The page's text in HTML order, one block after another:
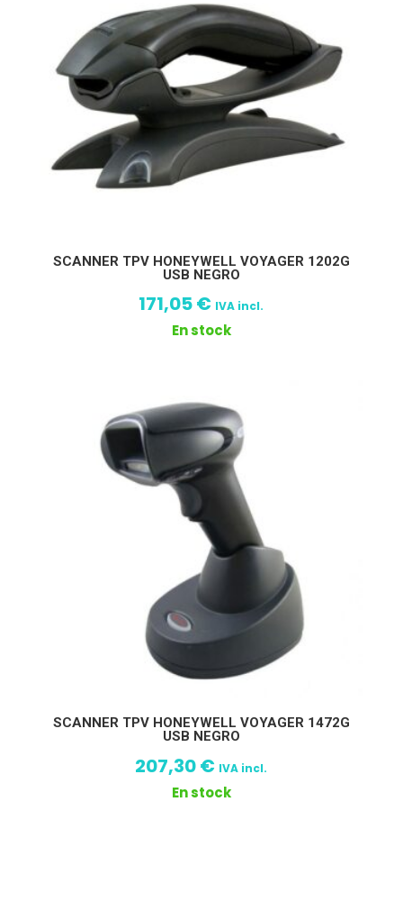
SCANNER TPV HONEYWELL VOYAGER 1202G
USB NEGRO
171,05€ IVA incl.
En stock
SCANNER TPV HONEYWELL VOYAGER 1472G
USB NEGRO
207,30€ IVA incl.
En stock